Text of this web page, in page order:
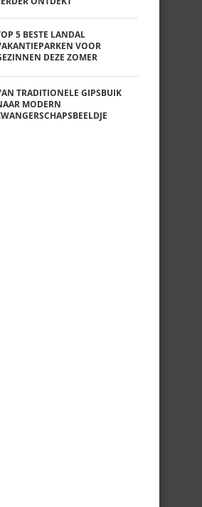
5 BESTE LANDAL
VOOR
DEZE ZOMER
TRADITIONELE GIPSBUIK
MODERN